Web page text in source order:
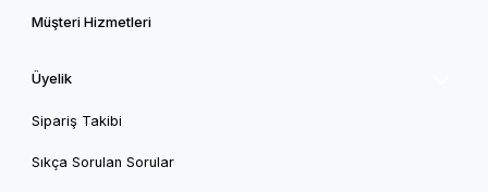
Müşteri Hizmetleri
Üyelik
Sipariş Takibi
Sıkça Sorulan Sorular